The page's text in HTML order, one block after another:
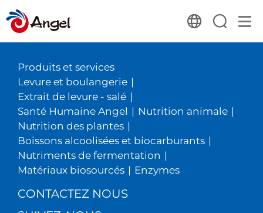
Produits et services
Levure et boulangerie |
Extrait de levure - salé |
Santé Humaine Angel | Nutrition animale |
Nutrition des plantes |
Boissons alcoolisées et biocarburants |
Nutriments de fermentation |
Matériaux biosourcés | Enzymes
CONTACTEZ NOUS